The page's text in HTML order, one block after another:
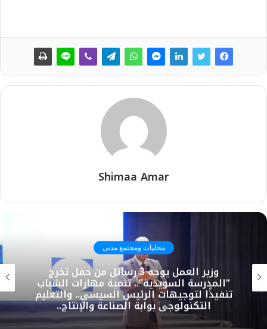
Shimaa Amar
محليات ومجتمع مدنى
وزير العمل يوجه 3 رسائل من حفل تخرج
“المدرسة السويدية”.. تنمية مهارات الشباب
تنفيذًا لتوجيهات الرئيس السيسي.. والتعليم
التكنولوجي بوابة الصناعة والإنتاج..